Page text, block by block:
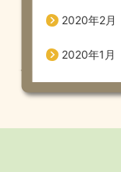
2020年2月
2020年1月